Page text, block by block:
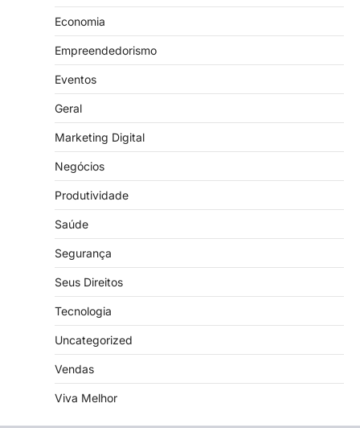
Economia
Empreendedorismo
Eventos
Geral
Marketing Digital
Negócios
Produtividade
Saúde
Segurança
Seus Direitos
Tecnologia
Uncategorized
Vendas
Viva Melhor